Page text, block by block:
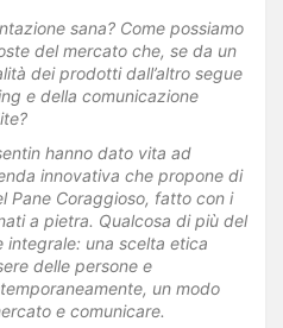
sana? Come possiamo
del mercato che, se da un
dei prodotti dall’altro segue
e della comunicazione
hanno dato vita ad
innovativa che propone di
Pane Coraggioso, fatto con i
a pietra. Qualcosa di più del
integrale: una scelta etica
delle persone e
un modo
e comunicare.